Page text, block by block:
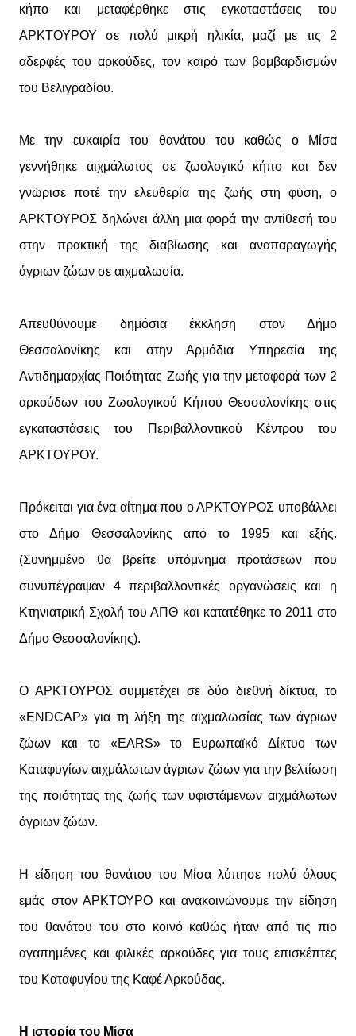
κήπο και μεταφέρθηκε στις εγκαταστάσεις του
ΑΡΚΤΟΥΡΟΥ σε πολύ μικρή ηλικία, μαζί με τις 2
αδερφές του αρκούδες, τον καιρό των βομβαρδισμών
του Βελιγραδίου.
Με την ευκαιρία του θανάτου του καθώς ο Μίσα
γεννήθηκε αιχμάλωτος σε ζωολογικό κήπο και δεν
γνώρισε ποτέ την ελευθερία της ζωής στη φύση, ο
ΑΡΚΤΟΥΡΟΣ δηλώνει άλλη μια φορά την αντίθεσή του
στην πρακτική της διαβίωσης και αναπαραγωγής
άγριων ζώων σε αιχμαλωσία.
Απευθύνουμε δημόσια έκκληση στον Δήμο
Θεσσαλονίκης και στην Αρμόδια Υπηρεσία της
Αντιδημαρχίας Ποιότητας Ζωής για την μεταφορά των 2
αρκούδων του Ζωολογικού Κήπου Θεσσαλονίκης στις
εγκαταστάσεις του Περιβαλλοντικού Κέντρου του
ΑΡΚΤΟΥΡΟΥ.
Πρόκειται για ένα αίτημα που ο ΑΡΚΤΟΥΡΟΣ υποβάλλει
στο Δήμο Θεσσαλονίκης από το 1995 και εξής.
(Συνημμένο θα βρείτε υπόμνημα προτάσεων που
συνυπέγραψαν 4 περιβαλλοντικές οργανώσεις και η
Κτηνιατρική Σχολή του ΑΠΘ και κατατέθηκε το 2011 στο
Δήμο Θεσσαλονίκης).
Ο ΑΡΚΤΟΥΡΟΣ συμμετέχει σε δύο διεθνή δίκτυα, το
«ENDCAP» για τη λήξη της αιχμαλωσίας των άγριων
ζώων και το «EARS» το Ευρωπαϊκό Δίκτυο των
Καταφυγίων αιχμάλωτων άγριων ζώων για την βελτίωση
της ποιότητας της ζωής των υφιστάμενων αιχμάλωτων
άγριων ζώων.
Η είδηση του θανάτου του Μίσα λύπησε πολύ όλους
εμάς στον ΑΡΚΤΟΥΡΟ και ανακοινώνουμε την είδηση
του θανάτου του στο κοινό καθώς ήταν από τις πιο
αγαπημένες και φιλικές αρκούδες για τους επισκέπτες
του Καταφυγίου της Καφέ Αρκούδας.
Η ιστορία του Μίσα